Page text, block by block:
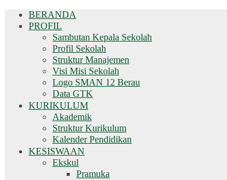
BERANDA
PROFIL
Sambutan Kepala Sekolah
Profil Sekolah
Struktur Manajemen
Visi Misi Sekolah
Logo SMAN 12 Berau
Data GTK
KURIKULUM
Akademik
Struktur Kurikulum
Kalender Pendidikan
KESISWAAN
Ekskul
Pramuka